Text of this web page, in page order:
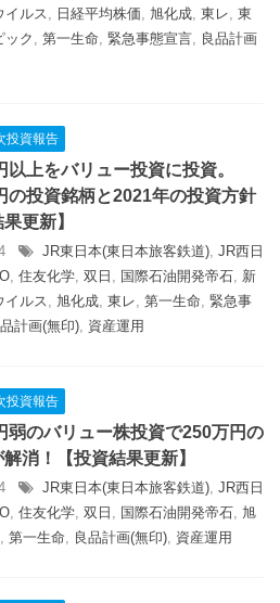
イルス, 日経平均株価, 旭化成, 東レ, 東
ック , 第一生命, 緊急事態宣言, 良品計画
投資報告
以上をバリュー投資に投資。
の投資銘柄と2021年の投資方針
果更新】
JR東日本(東日本旅客鉄道), JR西日
, 住友化学, 双日 , 国際石油開発帝石, 新
イルス, 旭化成, 東レ, 第一生命, 緊急事
計画(無印), 資産運用
投資報告
弱のバリュー株投資で250万円の
消！【投資結果更新】
JR東日本(東日本旅客鉄道), JR西日
, 住友化学, 双日 , 国際石油開発帝石, 旭
, 第一生命, 良品計画(無印), 資産運用